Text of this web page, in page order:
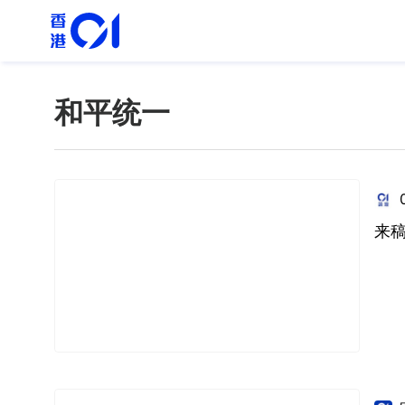
和平统一
来